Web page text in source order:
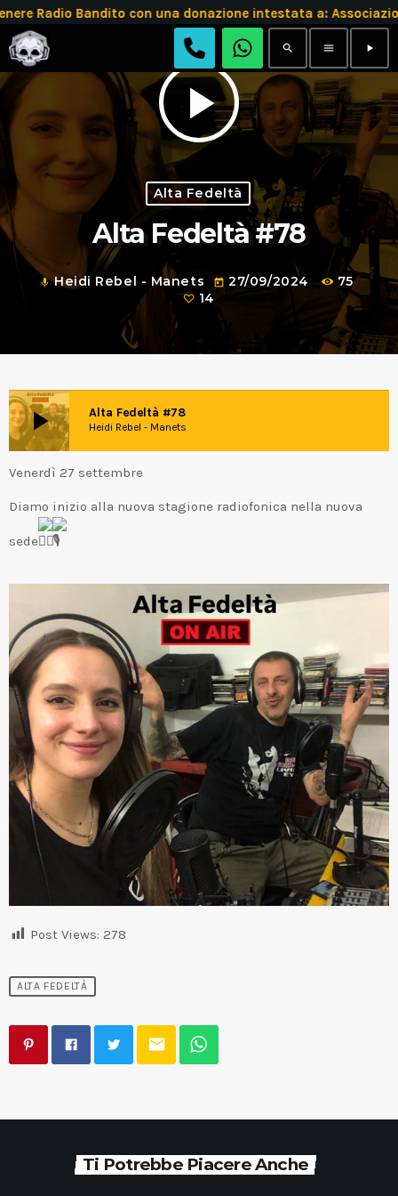
Bandito con una donazione intestata a:
search menu play_arrow
play_arrow
Alta Fedeltà
Alta Fedeltà #78
mic Heidi Rebel - Manets today 27/09/2024
75
14
play_arrow Alta Fedeltà #78
Heidi Rebel - Manets
Venerdì 27 settembre
Diamo inizio alla nuova stagione radiofonica nella nuova
sede
Post Views: 278
ALTA FEDELTÀ
email
Ti Potrebbe Piacere Anche